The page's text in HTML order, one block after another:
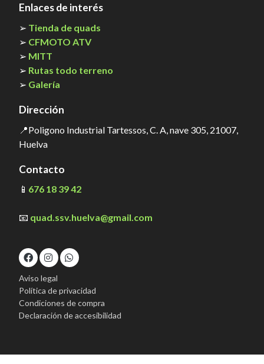
Enlaces de interés
➢ Tienda de quads
➢ CFMOTO ATV
➢ MITT
➢ Rutas todo terreno
➢ Galería
Dirección
📍Poligono Industrial Tartessos, C. A, nave 305, 21007,
Huelva
Contacto
📱 676 18 39 42
📧 quad.ssv.huelva@gmail.com
Aviso legal
Política de privacidad
Condiciones de compra
Declaración de accesibilidad